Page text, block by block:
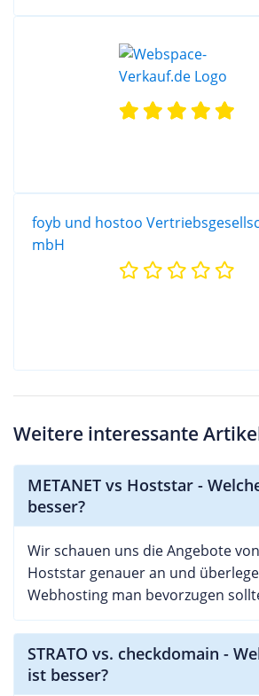
foyb und hostoo
mbH
Weitere interessante
METANET vs Hoststar -
besser?
Wir schauen uns die Angebote
Hoststar genauer an und
Webhosting man bevorzugen
STRATO vs. checkdomain -
ist besser?